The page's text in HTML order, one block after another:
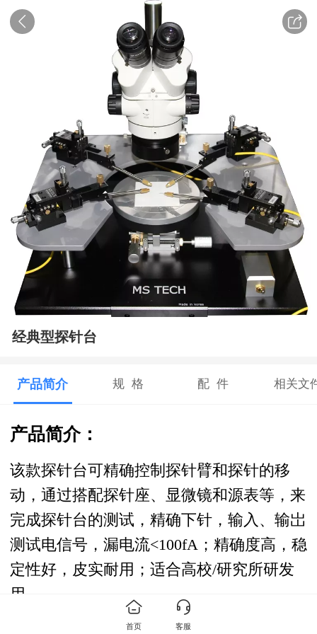
经典型探针台
产品简介 规 格 配 件 相关文
产品简介：
该款探针台可精确控制探针臂和探针的移
动，通过搭配探针座、显微镜和源表等，来
完成探针台的测试，精确下针，输入、输岀
测试电信号，漏电流<100fA；精确度高，稳
定性好，皮实耐用；适合高校/研究所研发
用。
首页 客服